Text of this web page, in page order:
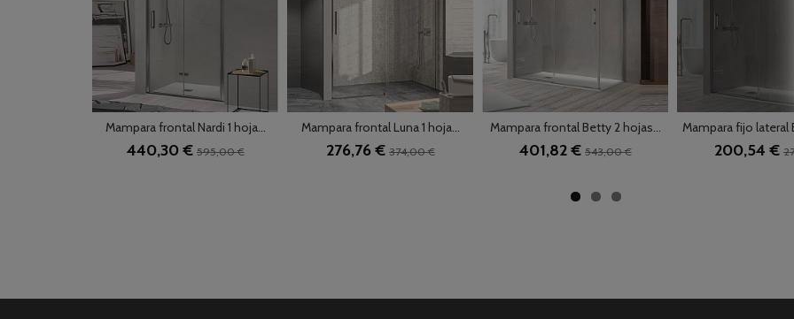
Mampara frontal Nardi 1 hoja...
440,30 € 595,00 €
Mampara frontal Luna 1 hoja...
276,76 € 374,00 €
Mampara frontal Betty 2 hojas...
401,82 € 543,00 €
Mampara fijo lateral
200,54 €